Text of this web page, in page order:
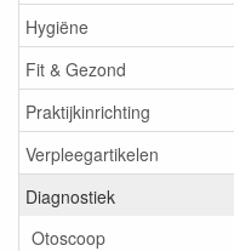
Hygiëne
Fit & Gezond
Praktijkinrichting
Verpleegartikelen
Diagnostiek
Otoscoop